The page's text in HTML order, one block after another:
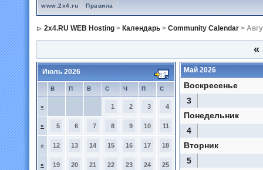
www.2x4.ru Правила
2x4.RU WEB Hosting > Календарь > Community Calendar >
«
Июль 2026
В П В С Ч П С
» 1 2 3 4
» 5 6 7 8 9 10 11
» 12 13 14 15 16 17 18
» 19 20 21 22 23 24 25
Май 2026
Воскресенье
3
Понедельник
4
Вторник
5